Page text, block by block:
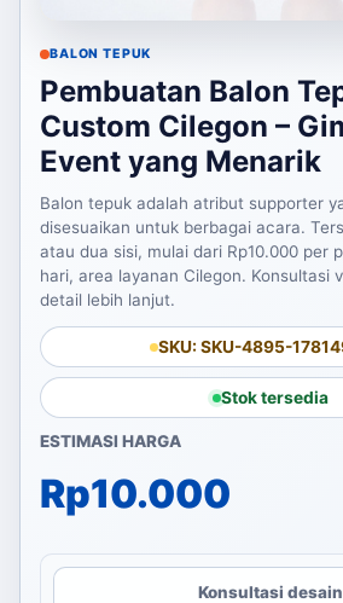
BALON TEPUK
Pembuatan Balon
Custom Cilegon –
Event yang Menarik
Balon tepuk adalah atribut supporter
disesuaikan untuk berbagai acara.
atau dua sisi, mulai dari Rp10.000 per
hari, area layanan Cilegon. Konsultasi
detail lebih lanjut.
SKU: SKU-4895-
Stok tersedia
ESTIMASI HARGA
Rp10.000
Konsultasi desain